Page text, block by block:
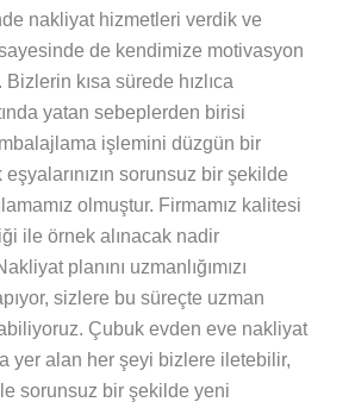
nakliyat hizmetleri verdik ve
de kendimize motivasyon
kısa sürede hızlıca
yatan sebeplerden birisi
işlemini düzgün bir
sorunsuz bir şekilde
olmuştur. Firmamız kalitesi
ile örnek alınacak nadir
planını uzmanlığımızı
sizlere bu süreçte uzman
Çubuk evden eve nakliyat
yer alan her şeyi bizlere iletebilir,
sorunsuz bir şekilde yeni